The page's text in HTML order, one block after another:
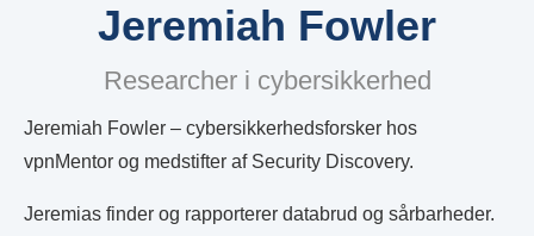
Jeremiah Fowler
Researcher i cybersikkerhed
Jeremiah Fowler – cybersikkerhedsforsker hos
vpnMentor og medstifter af Security Discovery.
Jeremias finder og rapporterer databrud og sårbarheder.